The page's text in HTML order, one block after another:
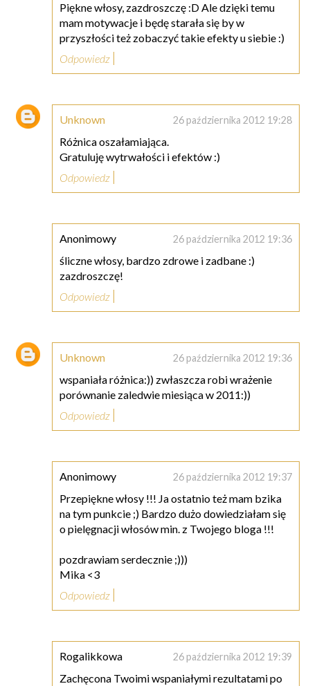
Piękne włosy, zazdroszczę :D Ale dzięki temu
mam motywacje i będę starała się by w
przyszłości też zobaczyć takie efekty u siebie :)
Odpowiedz
Unknown 26 października 2012 19:28
Różnica oszałamiająca.
Gratuluję wytrwałości i efektów :)
Odpowiedz
Anonimowy 26 października 2012 19:36
śliczne włosy, bardzo zdrowe i zadbane :)
zazdroszczę!
Odpowiedz
Unknown 26 października 2012 19:36
wspaniała różnica:)) zwłaszcza robi wrażenie
porównanie zaledwie miesiąca w 2011:))
Odpowiedz
Anonimowy 26 października 2012 19:37
Przepiękne włosy !!! Ja ostatnio też mam bzika
na tym punkcie ;) Bardzo dużo dowiedziałam się
o pielęgnacji włosów min. z Twojego bloga !!!
pozdrawiam serdecznie ;)))
Mika <3
Odpowiedz
Rogalikkowa 26 października 2012 19:39
Zachęcona Twoimi wspaniałymi rezultatami po